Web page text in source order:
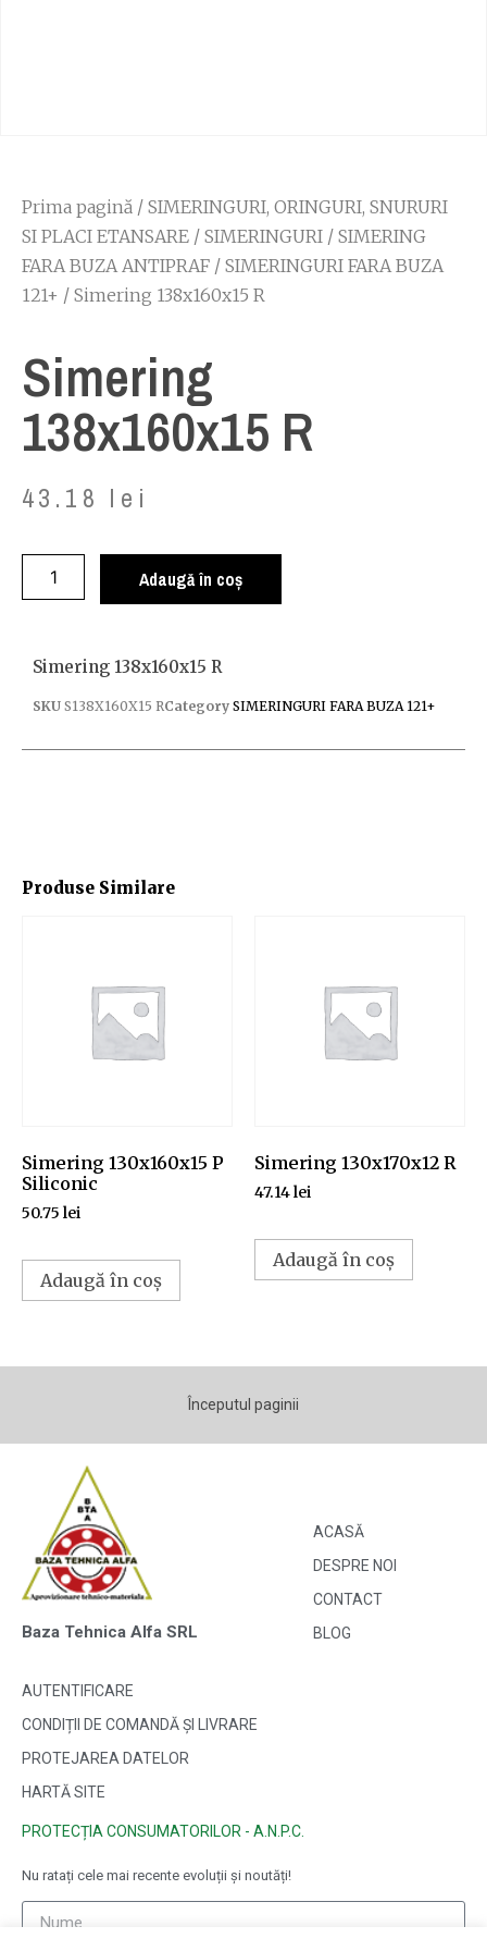
Prima pagină / SIMERINGURI, ORINGURI, SNURURI
SI PLACI ETANSARE / SIMERINGURI / SIMERING
FARA BUZA ANTIPRAF / SIMERINGURI FARA BUZA
121+ / Simering 138x160x15 R
Simering
138x160x15 R
43.18 lei
Adaugă în coș
Produse Similare
Simering 130x160x15 P
Siliconic
50.75 lei
Adaugă în coș
Simering 130x170x12 R
47.14lei
Adaugă în coș
Simering 138x160x15 R
SKU S138X160X15 RCategory SIMERINGURI FARA BUZA 121+
Începutul paginii
Baza Tehnica Alfa SRL
ACASĂ
DESPRE NOI
CONTACT
BLOG
AUTENTIFICARE
CONDIȚII DE COMANDĂ ȘI LIVRARE
PROTEJAREA DATELOR
HARTĂ SITE
PROTECȚIA CONSUMATORILOR - A.N.P.C.
Nu ratați cele mai recente evoluții și noutăți!